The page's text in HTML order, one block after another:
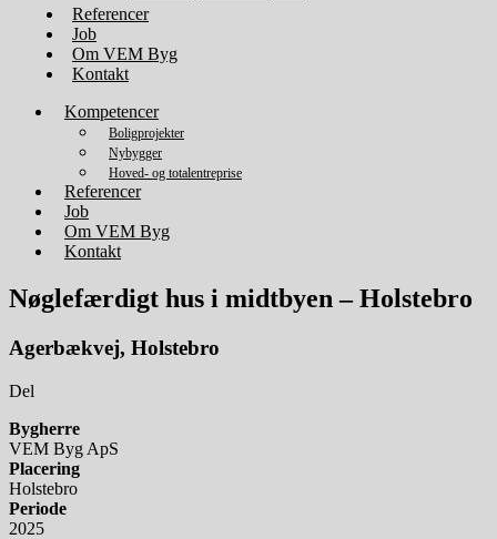
Referencer
Job
Om VEM Byg
Kontakt
Kompetencer
Boligprojekter
Nybygger
Hoved- og totalentreprise
Referencer
Job
Om VEM Byg
Kontakt
Nøglefærdigt hus i midtbyen – Holstebro
Agerbækvej, Holstebro
Del
Bygherre
VEM Byg ApS
Placering
Holstebro
Periode
2025